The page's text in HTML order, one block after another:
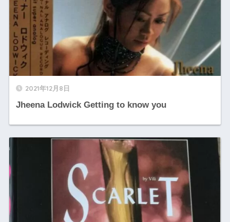
2021年12月8日
Jheena Lodwick Getting to know you